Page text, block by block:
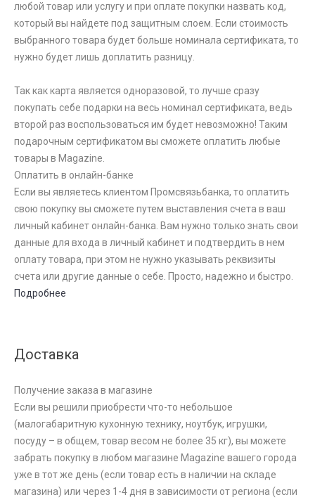
любой товар или услугу и при оплате покупки назвать код,
который вы найдете под защитным слоем. Если стоимость
выбранного товара будет больше номинала сертификата, то
нужно будет лишь доплатить разницу.
Так как карта является одноразовой, то лучше сразу
покупать себе подарки на весь номинал сертификата, ведь
второй раз воспользоваться им будет невозможно! Таким
подарочным сертификатом вы сможете оплатить любые
товары в Magazine.
Оплатить в онлайн-банке
Если вы являетесь клиентом Промсвязьбанка, то оплатить
свою покупку вы сможете путем выставления счета в ваш
личный кабинет онлайн-банка. Вам нужно только знать свои
данные для входа в личный кабинет и подтвердить в нем
оплату товара, при этом не нужно указывать реквизиты
счета или другие данные о себе. Просто, надежно и быстро.
Подробнее
Доставка
Получение заказа в магазине
Если вы решили приобрести что-то небольшое
(малогабаритную кухонную технику, ноутбук, игрушки,
посуду – в общем, товар весом не более 35 кг), вы можете
забрать покупку в любом магазине Magazine вашего города
уже в тот же день (если товар есть в наличии на складе
магазина) или через 1-4 дня в зависимости от региона (если